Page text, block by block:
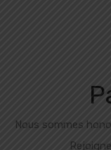
Nous sommes